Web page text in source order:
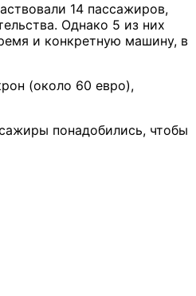
14 пассажиров,
Однако 5 из них
и конкретную машину, в
(около 60 евро),
понадобились, чтобы